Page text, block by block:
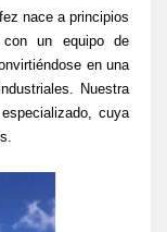
nace a principios
un equipo de
en una
Nuestra
cuya